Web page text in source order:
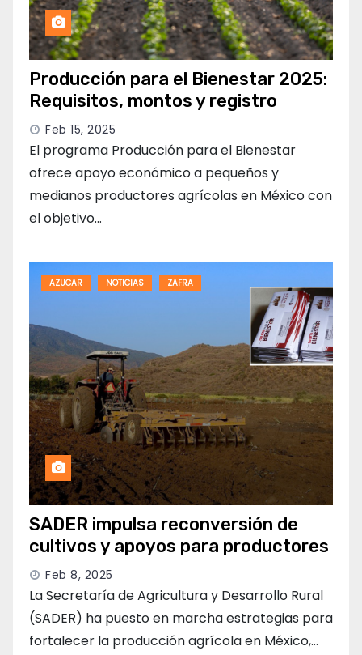
Producción para el Bienestar 2025:
Requisitos, montos y registro
Feb 15, 2025
El programa Producción para el Bienestar
ofrece apoyo económico a pequeños y
medianos productores agrícolas en México con
el objetivo…
AZUCAR NOTICIAS ZAFRA
SADER impulsa reconversión de
cultivos y apoyos para productores
Feb 8, 2025
La Secretaría de Agricultura y Desarrollo Rural
(SADER) ha puesto en marcha estrategias para
fortalecer la producción agrícola en México,…